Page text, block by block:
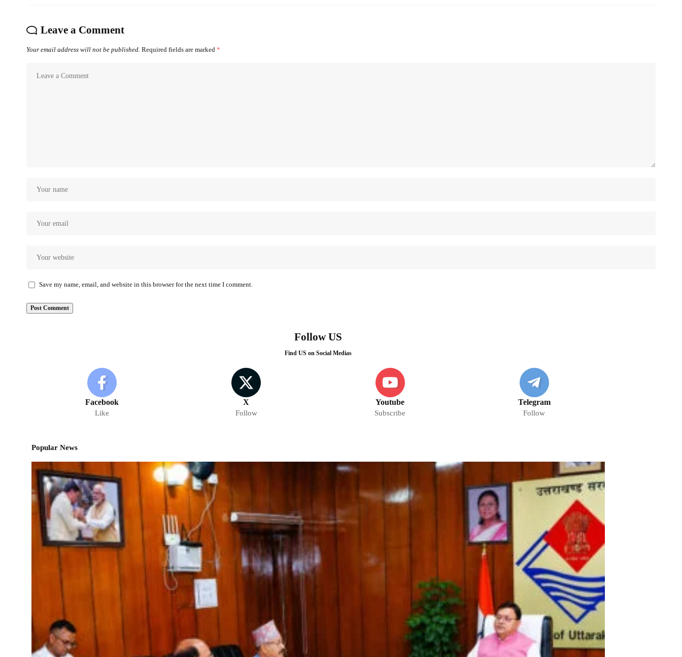
Leave a Comment
Your email address will not be published. Required fields are marked *
Save my name, email, and website in this browser for the next time I comment.
Follow US
Find US on Social Medias
Facebook
Like
X
Follow
Youtube
Subscribe
Telegram
Follow
Popular News